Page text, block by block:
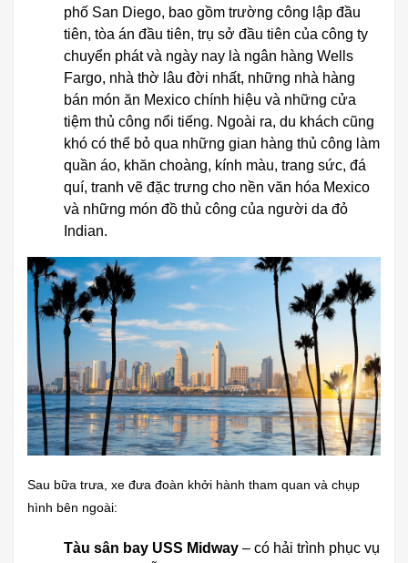
phố San Diego, bao gồm trường công lập đầu
tiên, tòa án đầu tiên, trụ sở đầu tiên của công ty
chuyển phát và ngày nay là ngân hàng Wells
Fargo, nhà thờ lâu đời nhất, những nhà hàng
bán món ăn Mexico chính hiệu và những cửa
tiệm thủ công nổi tiếng. Ngoài ra, du khách cũng
khó có thể bỏ qua những gian hàng thủ công làm
quần áo, khăn choàng, kính màu, trang sức, đá
quí, tranh vẽ đặc trưng cho nền văn hóa Mexico
và những món đồ thủ công của người da đỏ
Indian.
Sau bữa trưa, xe đưa đoàn khởi hành tham quan và chụp
hình bên ngoài:
Tàu sân bay USS Midway – có hải trình phục vụ